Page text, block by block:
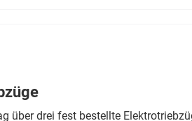
über drei fest bestellte